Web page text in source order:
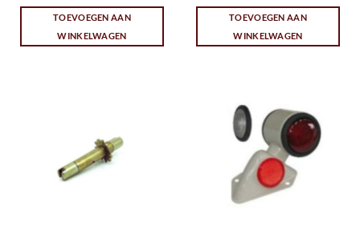
TOEVOEGEN AAN
WINKELWAGEN
TOEVOEGEN AAN
WINKELWAGEN